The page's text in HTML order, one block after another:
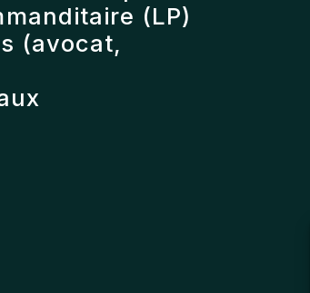
(LP)
(avocat,